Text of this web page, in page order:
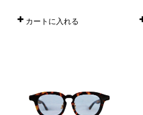
カートに入れる